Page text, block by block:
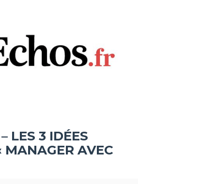
LES 3 IDÉES
MANAGER AVEC